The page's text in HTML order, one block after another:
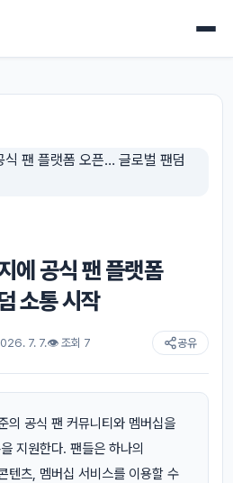
에 공식 팬 플랫폼
소통 시작
7. 7.👁 조회 7 공유
의 공식 팬 커뮤니티와 멤버십을
지원한다. 팬들은 하나의
텐츠, 멤버십 서비스를 이용할 수